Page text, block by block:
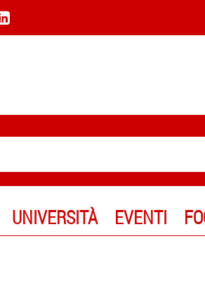
UNIVERSITÀ EVENTI